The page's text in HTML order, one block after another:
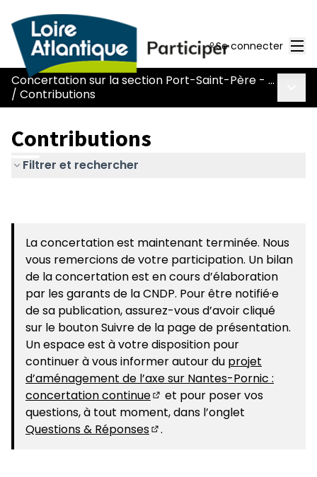
Se connecter
Concertation sur la section Port-Saint-Père - Le Pont Béranger de la route Nantes-Pornic
/ Contributions
Contributions
Filtrer et rechercher
La concertation est maintenant terminée. Nous
vous remercions de votre participation. Un bilan
de la concertation est en cours d’élaboration
par les garants de la CNDP. Pour être notifié·e
de sa publication, assurez-vous d’avoir cliqué
sur le bouton Suivre de la page de présentation.
Un espace est à votre disposition pour
continuer à vous informer autour du projet
d’aménagement de l’axe sur Nantes-Pornic :
concertation continue
(S'ouvre dans un nouvel
et pour poser vos
questions, à tout moment, dans l’onglet
Questions & Réponses
.